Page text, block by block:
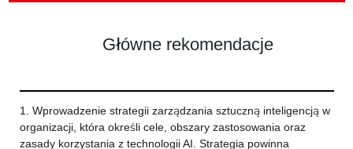
Główne rekomendacje
1. Wprowadzenie strategii zarządzania sztuczną inteligencją w
organizacji, która określi cele, obszary zastosowania oraz
zasady korzystania z technologii AI. Strategia powinna